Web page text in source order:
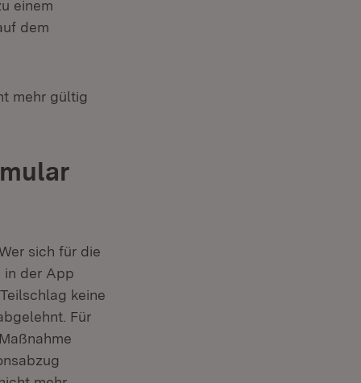
einem
dem
mehr gültig
sich für die
in der App
keine
Für